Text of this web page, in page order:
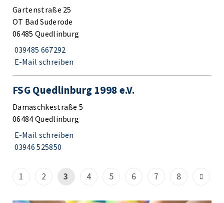
Gartenstraße 25
OT Bad Suderode
06485 Quedlinburg
039485 667292
E-Mail schreiben
FSG Quedlinburg 1998 e.V.
Damaschkestraße 5
06484 Quedlinburg
E-Mail schreiben
03946 525850
1 2 3 4 5 6 7 8